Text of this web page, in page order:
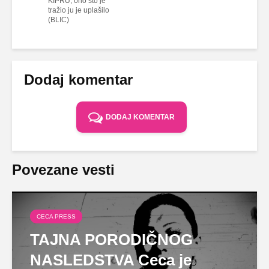
tražio ju je uplašilo
(BLIC)
Dodaj komentar
DODAJ KOMENTAR
Povezane vesti
CECA PRESS
TAJNA PORODIČNOG
NASLEDSTVA Ceca je